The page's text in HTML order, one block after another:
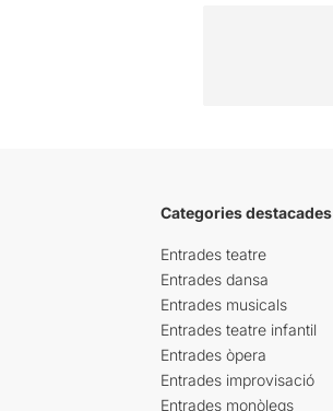
Categories destacades
Entrades teatre
Entrades dansa
Entrades musicals
Entrades teatre infantil
Entrades òpera
Entrades improvisació
Entrades monòlegs